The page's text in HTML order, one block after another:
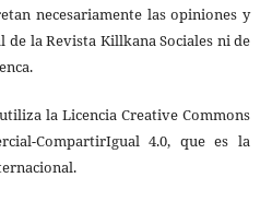
necesariamente las opiniones y
la Revista Killkana Sociales ni de
la Licencia Creative Commons
CompartirIgual 4.0, que es la